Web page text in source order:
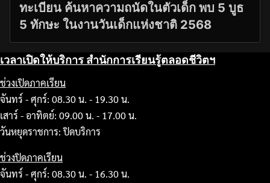
ทะเบียน ค้นหาความถนัดในตัวเด็ก พบ 5 บูธ
5 ทักษะ ในงานวันเด็กแห่งชาติ 2568
เวลาเปิดให้บริการ สำนักการเรียนรู้ตลอดชีวิตฯ
ช่วงเปิดภาคเรียน
จันทร์ - ศุกร์: 08.30 น. - 19.30 น.
เสาร์ - อาทิตย์: 09.00 น. - 17.00 น.
วันหยุดราชการ: ปิดบริการ
ช่วงปิดภาคเรียน
จันทร์ - ศุกร์: 08.30 น. - 16.30 น.